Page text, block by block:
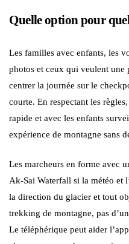
Quelle option pour
Les familles avec enfants, les
photos et ceux qui veulent une
centrer la journée sur le
courte. En respectant les
rapide et avec les enfants
expérience de montagne sans
Les marcheurs en forme avec
Ak-Sai Waterfall si la météo et
la direction du glacier et tout
trekking de montagne, pas
Le téléphérique peut aider